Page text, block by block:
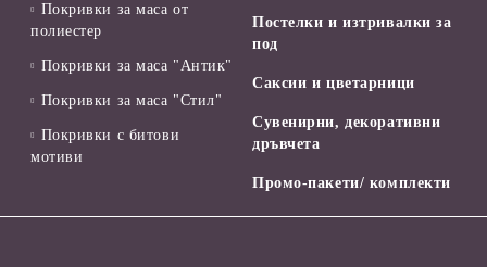
Покривки за маса от
полиестер
Покривки за маса "Антик"
Покривки за маса "Стил"
Покривки с битови
мотиви
Постелки и изтривалки за
под
Саксии и цветарници
Сувенирни, декоративни
дръвчета
Промо-пакети/ комплекти